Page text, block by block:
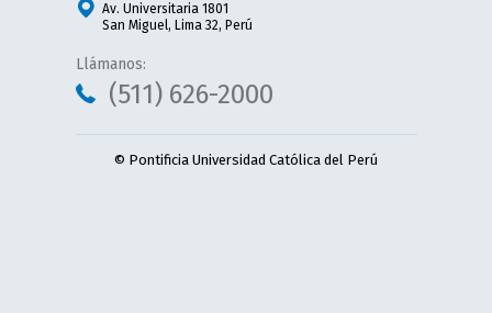
Av. Universitaria 1801
San Miguel, Lima 32, Perú
Llámanos:
(511) 626-2000
© Pontificia Universidad Católica del Perú